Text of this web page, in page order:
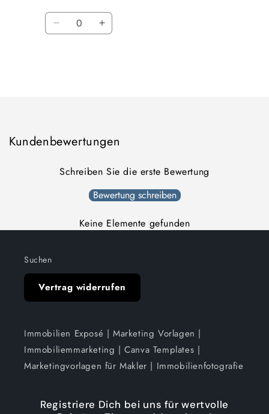
Anzahl
VerringereErhöhe
Kundenbewertungen
Schreiben Sie die erste Bewertung
Bewertung schreiben
Keine Elemente gefunden
Suchen
Vertrag widerrufen
Immobilien Exposé | Marketing Vorlagen |
Immobiliemmarketing | Canva Templates |
Marketingvorlagen für Makler | Immobilienfotografie
Registriere Dich bei uns für wertvolle